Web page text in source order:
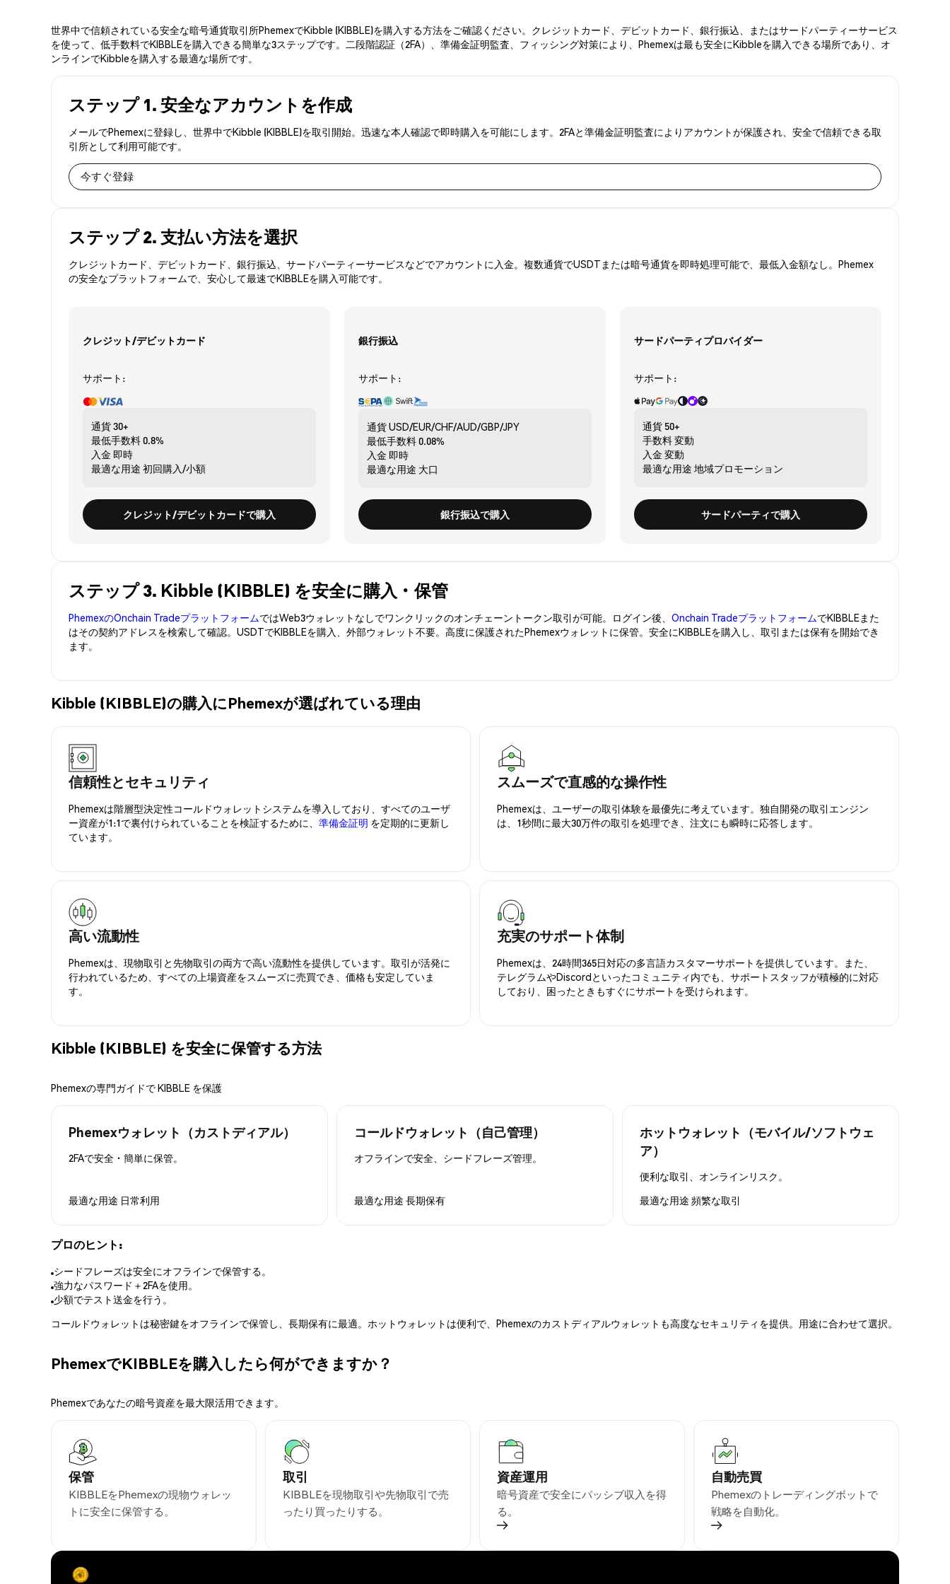
世界中で信頼されている安全な暗号通貨取引所PhemexでKibble (KIBBLE)を購入する方法をご確認ください。クレジットカード、デビットカード、銀行振込、またはサードパーティーサービス
を使って、低手数料でKIBBLEを購入できる簡単な3ステップです。二段階認証（2FA）、準備金証明監査、フィッシング対策により、Phemexは最も安全にKibbleを購入できる場所であり、オ
ンラインでKibbleを購入する最適な場所です。
ステップ 1. 安全なアカウントを作成
メールでPhemexに登録し、世界中でKibble (KIBBLE)を取引開始。迅速な本人確認で即時購入を可能にします。2FAと準備金証明監査によりアカウントが保護され、安全で信頼できる取
引所として利用可能です。
今すぐ登録
ステップ 2. 支払い方法を選択
クレジットカード、デビットカード、銀行振込、サードパーティーサービスなどでアカウントに入金。複数通貨でUSDTまたは暗号通貨を即時処理可能で、最低入金額なし。Phemex
の安全なプラットフォームで、安心して最速でKIBBLEを購入可能です。
クレジット/デビットカード
サポート:
通貨30+
最低手数料0.8%
入金 即時
最適な用途 初回購入/小額
クレジット/デビットカードで購入
銀行振込
サポート:
通貨USD/EUR/CHF/AUD/GBP/JPY
最低手数料0.08%
入金 即時
最適な用途 大口
銀行振込で購入
サードパーティプロバイダー
サポート:
通貨 50+
手数料変動
入金 変動
最適な用途 地域プロモーション
サードパーティで購入
ステップ 3. Kibble (KIBBLE) を安全に購入・保管
PhemexのOnchain TradeプラットフォームではWeb3ウォレットなしでワンクリックのオンチェーントークン取引が可能。ログイン後、 Onchain TradeプラットフォームでKIBBLEまた
はその契約アドレスを検索して確認。USDTでKIBBLEを購入、外部ウォレット不要。高度に保護されたPhemexウォレットに保管。安全にKIBBLEを購入し、取引または保有を開始でき
ます。
Kibble (KIBBLE)の購入にPhemexが選ばれている理由
信頼性とセキュリティ
Phemexは階層型決定性コールドウォレットシステムを導入しており、すべてのユーザ
ー資産が1:1で裏付けられていることを検証するために、 準備金証明 を定期的に更新し
ています。
スムーズで直感的な操作性
Phemexは、ユーザーの取引体験を最優先に考えています。独自開発の取引エンジン
は、1秒間に最大30万件の取引を処理でき、注文にも瞬時に応答します。
高い流動性
Phemexは、現物取引と先物取引の両方で高い流動性を提供しています。取引が活発に
行われているため、すべての上場資産をスムーズに売買でき、価格も安定していま
す。
充実のサポート体制
Phemexは、24時間365日対応の多言語カスタマーサポートを提供しています。また、
テレグラムやDiscordといったコミュニティ内でも、サポートスタッフが積極的に対応
しており、困ったときもすぐにサポートを受けられます。
Kibble (KIBBLE) を安全に保管する方法
Phemexの専門ガイドで KIBBLE を保護
Phemexウォレット（カストディアル）
2FAで安全・簡単に保管。
最適な用途 日常利用
コールドウォレット（自己管理）
オフラインで安全、シードフレーズ管理。
最適な用途 長期保有
ホットウォレット（モバイル/ソフトウェ
ア）
便利な取引、オンラインリスク。
最適な用途 頻繁な取引
プロのヒント:
シードフレーズは安全にオフラインで保管する。
強力なパスワード＋2FAを使用。
少額でテスト送金を行う。
コールドウォレットは秘密鍵をオフラインで保管し、長期保有に最適。ホットウォレットは便利で、Phemexのカストディアルウォレットも高度なセキュリティを提供。用途に合わせて選択。
PhemexでKIBBLEを購入したら何ができますか？
Phemexであなたの暗号資産を最大限活用できます。
保管
KIBBLEをPhemexの現物ウォレッ
トに安全に保管する。
取引
KIBBLEを現物取引や先物取引で売
ったり買ったりする。
資産運用
暗号資産で安全にパッシブ収入を得
る。
自動売買
Phemexのトレーディングボットで
戦略を自動化。